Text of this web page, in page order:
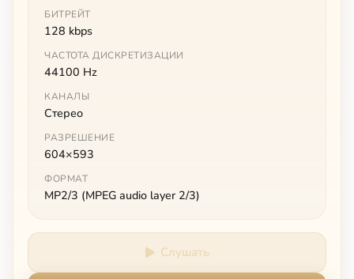
БИТРЕЙТ
128 kbps
ЧАСТОТА ДИСКРЕТИЗАЦИИ
44100 Hz
КАНАЛЫ
Стерео
РАЗРЕШЕНИЕ
604×593
ФОРМАТ
MP2/3 (MPEG audio layer 2/3)
Слушать